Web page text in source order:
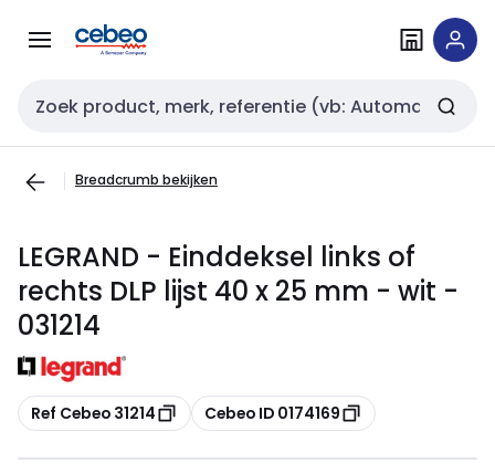
naar
naar
Zoekveld invoer
Breadcrumb bekijken
LEGRAND - Einddeksel links of
rechts DLP lijst 40 x 25 mm - wit -
031214
Kopiëren
Ref Cebeo 31214 Kopiëren
Cebeo ID 0174169